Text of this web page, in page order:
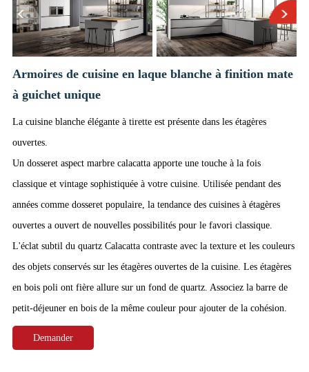
Armoires de cuisine en laque blanche à finition mate
à guichet unique
La cuisine blanche élégante à tirette est présente dans les étagères
ouvertes.
Un dosseret aspect marbre calacatta apporte une touche à la fois
classique et vintage sophistiquée à votre cuisine. Utilisée pendant des
années comme dosseret populaire, la tendance des cuisines à étagères
ouvertes a ouvert de nouvelles possibilités pour le favori classique.
L'éclat subtil du quartz Calacatta contraste avec la texture et les couleurs
des objets conservés sur les étagères ouvertes de la cuisine. Les étagères
en bois poli ont fière allure sur un fond de quartz. Associez la barre de
petit-déjeuner en bois de la même couleur pour ajouter de la cohésion.
Demander